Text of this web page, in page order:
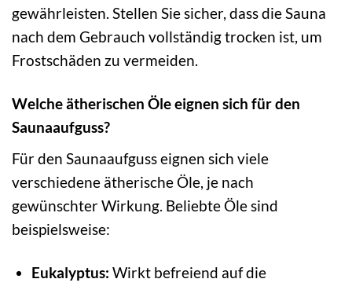
gewährleisten. Stellen Sie sicher, dass die Sauna
nach dem Gebrauch vollständig trocken ist, um
Frostschäden zu vermeiden.
Welche ätherischen Öle eignen sich für den
Saunaaufguss?
Für den Saunaaufguss eignen sich viele
verschiedene ätherische Öle, je nach
gewünschter Wirkung. Beliebte Öle sind
beispielsweise:
Eukalyptus: Wirkt befreiend auf die